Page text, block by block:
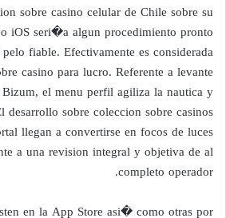
sobre casino celular de Chile sobre su
iOS seri�a algun procedimiento pronto
fiable. Efectivamente es considerada
casino para lucro. Referente a levante
el menu perfil agiliza la nautica y
desarrollo sobre coleccion sobre casinos
llegan a convertirse en focos de luces
a una revision integral y objetiva de al
completo operador.
en la App Store asi� como otras por